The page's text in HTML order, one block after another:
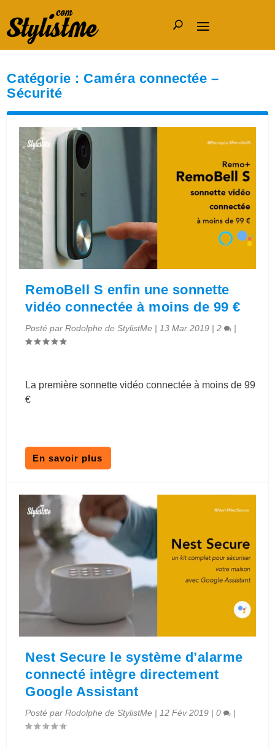
Catégorie : Caméra connectée –
Sécurité
RemoBell S enfin une sonnette
vidéo connectée à moins de 99 €
Posté parRodolphe de StylistMe |13 Mar 2019 |2 |
La première sonnette vidéo connectée à moins de 99
€
En savoir plus
Nest Secure le système d’alarme
connecté intègre directement
Google Assistant
Posté parRodolphe de StylistMe |12 Fév 2019 |0 |